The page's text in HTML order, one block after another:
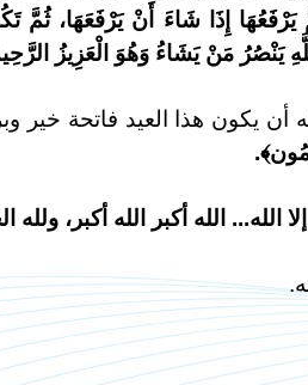
إِذَا شَاءَ أَنْ يَرْفَعَهَا،
يَنْصُرُ مَنْ يَشَاءُ وَهُوَ الْعَزِيزُ
أن يكون هذا العيد فاتحة خير
إلا الله... الله أكبر الله أكبر، ولله